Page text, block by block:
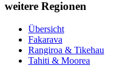
weitere Regionen
Übersicht
Fakarava
Rangiroa & Tikehau
Tahiti & Moorea